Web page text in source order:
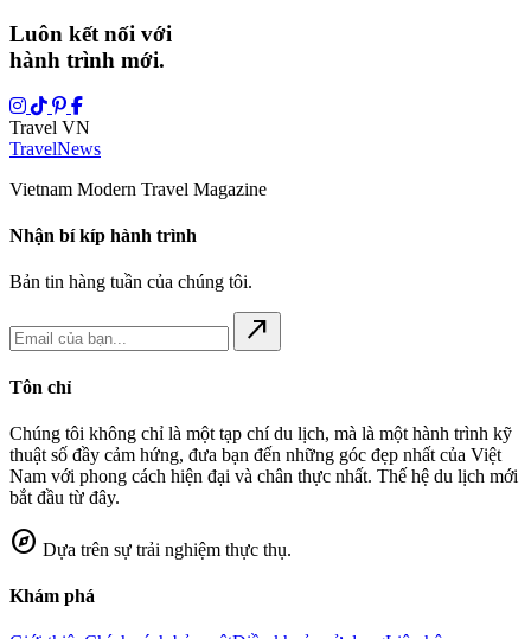
Luôn kết nối với
hành trình mới.
Travel VN
TravelNews
Vietnam Modern Travel Magazine
Nhận bí kíp hành trình
Bản tin hàng tuần của chúng tôi.
north_east
Tôn chỉ
Chúng tôi không chỉ là một tạp chí du lịch, mà là một hành trình kỹ
thuật số đầy cảm hứng, đưa bạn đến những góc đẹp nhất của Việt
Nam với phong cách hiện đại và chân thực nhất. Thế hệ du lịch mới
bắt đầu từ đây.
explore Dựa trên sự trải nghiệm thực thụ.
Khám phá